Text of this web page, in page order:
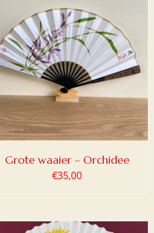
Grote waaier – Orchidee
€35,00
TOEVOEGEN AAN WINKELWAGEN
/
DETAILS